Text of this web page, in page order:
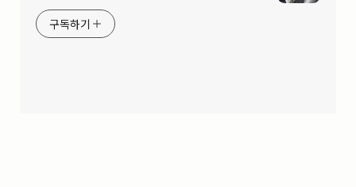
구독하기